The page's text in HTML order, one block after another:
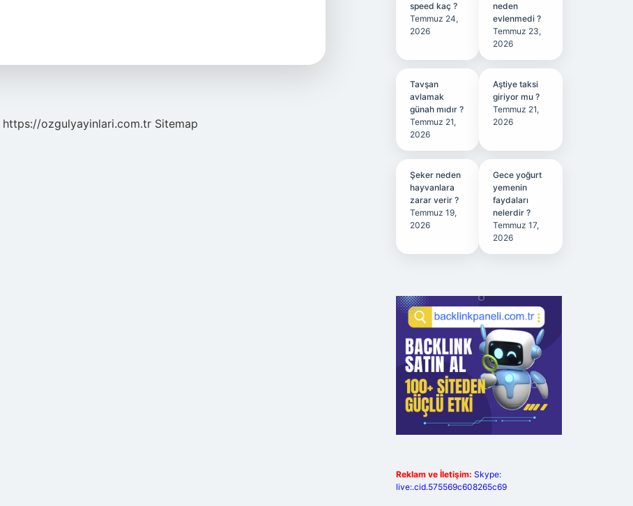
https://ozgulyayinlari.com.tr Sitemap
speed kaç ?
Temmuz 24,
2026
neden
evlenmedi ?
Temmuz 23,
2026
Tavşan
avlamak
günah mıdır ?
Temmuz 21,
2026
Aştiye taksi
giriyor mu ?
Temmuz 21,
2026
Şeker neden
hayvanlara
zarar verir ?
Temmuz 19,
2026
Gece yoğurt
yemenin
faydaları
nelerdir ?
Temmuz 17,
2026
Reklam ve İletişim: Skype:
live:.cid.575569c608265c69